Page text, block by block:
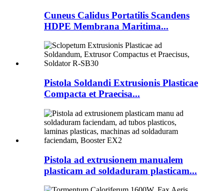
Cuneus Calidus Portatilis Scandens
HDPE Membrana Maritima...
Pistola Soldandi Extrusionis Plasticae
Compacta et Praecisa...
Pistola ad extrusionem manualem
plasticam ad soldaduram plasticam...